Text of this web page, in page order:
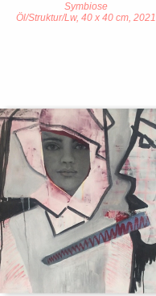
Symbiose
Öl/Struktur/Lw, 40 x 40 cm, 2021